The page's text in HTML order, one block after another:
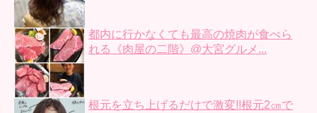
都内に行かなくても最高の焼肉が食べら
れる《肉屋の二階》@大宮グルメ...
根元を立ち上げるだけで激変!!根元2㎝で